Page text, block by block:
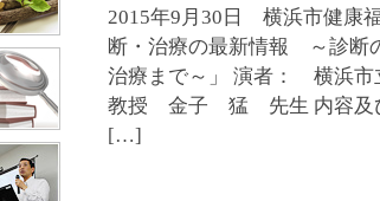
2015年9月30日 横浜市健康
断・治療の最新情報 ～診断
治療まで～」 演者： 横浜
教授 金子 猛 先生 内容及
[…]